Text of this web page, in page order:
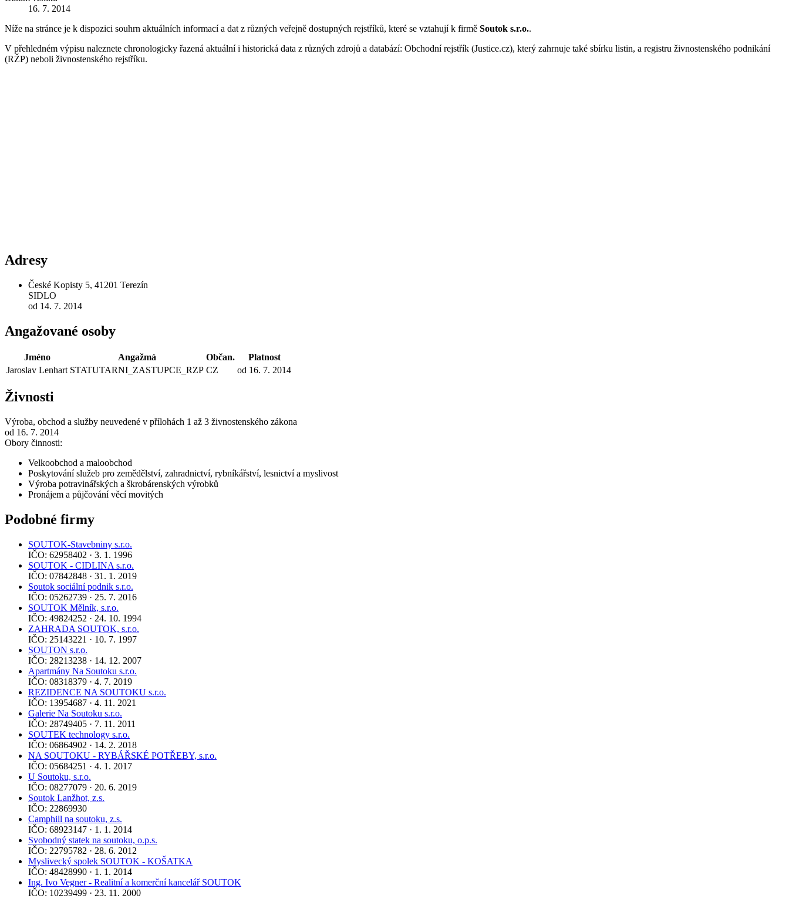
16. 7. 2014
Níže na stránce je k dispozici souhrn aktuálních informací a dat z různých veřejně dostupných rejstříků, které se vztahují k firmě Soutok s.r.o..
V přehledném výpisu naleznete chronologicky řazená aktuální i historická data z různých zdrojů a databází: Obchodní rejstřík (Justice.cz), který zahrnuje také sbírku listin, a registru živnostenského podnikání
(RŽP) neboli živnostenského rejstříku.
Adresy
České Kopisty 5, 41201 Terezín
SIDLO
od 14. 7. 2014
Angažované osoby
Jméno Angažmá Občan.
Platnost
Jaroslav Lenhart STATUTARNI_ZASTUPCE_RZP CZ od 16. 7. 2014
Živnosti
Výroba, obchod a služby neuvedené v přílohách 1 až 3 živnostenského zákona
od 16. 7. 2014
Obory činnosti:
Velkoobchod a maloobchod
Poskytování služeb pro zemědělství, zahradnictví, rybníkářství, lesnictví a myslivost
Výroba potravinářských a škrobárenských výrobků
Pronájem a půjčování věcí movitých
Podobné firmy
SOUTOK-Stavebniny s.r.o.
IČO: 62958402 · 3. 1. 1996
SOUTOK - CIDLINA s.r.o.
IČO: 07842848 · 31. 1. 2019
Soutok sociální podnik s.r.o.
IČO: 05262739 · 25. 7. 2016
SOUTOK Mělník, s.r.o.
IČO: 49824252 · 24. 10. 1994
ZAHRADA SOUTOK, s.r.o.
IČO: 25143221 · 10. 7. 1997
SOUTON s.r.o.
IČO: 28213238 · 14. 12. 2007
Apartmány Na Soutoku s.r.o.
IČO: 08318379 · 4. 7. 2019
REZIDENCE NA SOUTOKU s.r.o.
IČO: 13954687 · 4. 11. 2021
Galerie Na Soutoku s.r.o.
IČO: 28749405 · 7. 11. 2011
SOUTEK technology s.r.o.
IČO: 06864902 · 14. 2. 2018
NA SOUTOKU - RYBÁŘSKÉ POTŘEBY, s.r.o.
IČO: 05684251 · 4. 1. 2017
U Soutoku, s.r.o.
IČO: 08277079 · 20. 6. 2019
Soutok Lanžhot, z.s.
IČO: 22869930
Camphill na soutoku, z.s.
IČO: 68923147 · 1. 1. 2014
Svobodný statek na soutoku, o.p.s.
IČO: 22795782 · 28. 6. 2012
Myslivecký spolek SOUTOK - KOŠATKA
IČO: 48428990 · 1. 1. 2014
Ing. Ivo Vegner - Realitní a komerční kancelář SOUTOK
IČO: 10239499 · 23. 11. 2000